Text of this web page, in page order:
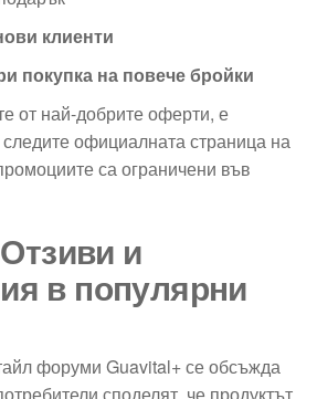
клиенти
покупка на повече бройки
от най-добрите оферти, е
официалната страница на
са ограничени във
и
в популярни
форуми Guavital+ се обсъжда
споделят, че продуктът